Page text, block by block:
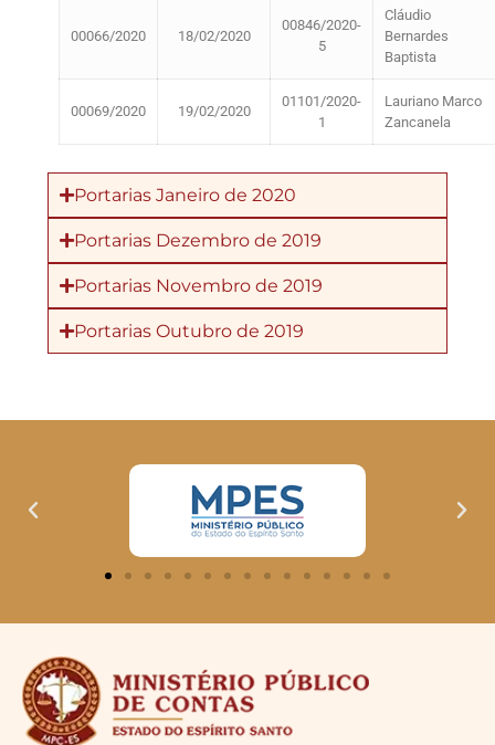
00066/2020 18/02/2020
00846/2020-
5
Cláudio
Bernardes
Baptista
00069/2020 19/02/2020
01101/2020-
1
Lauriano Marco
Zancanela
Portarias Janeiro de 2020
Portarias Dezembro de 2019
Portarias Novembro de 2019
Portarias Outubro de 2019